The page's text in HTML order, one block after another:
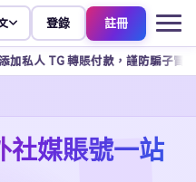
登錄 註冊
謹防騙子冒充客服，所有操作請
媒賬號一站